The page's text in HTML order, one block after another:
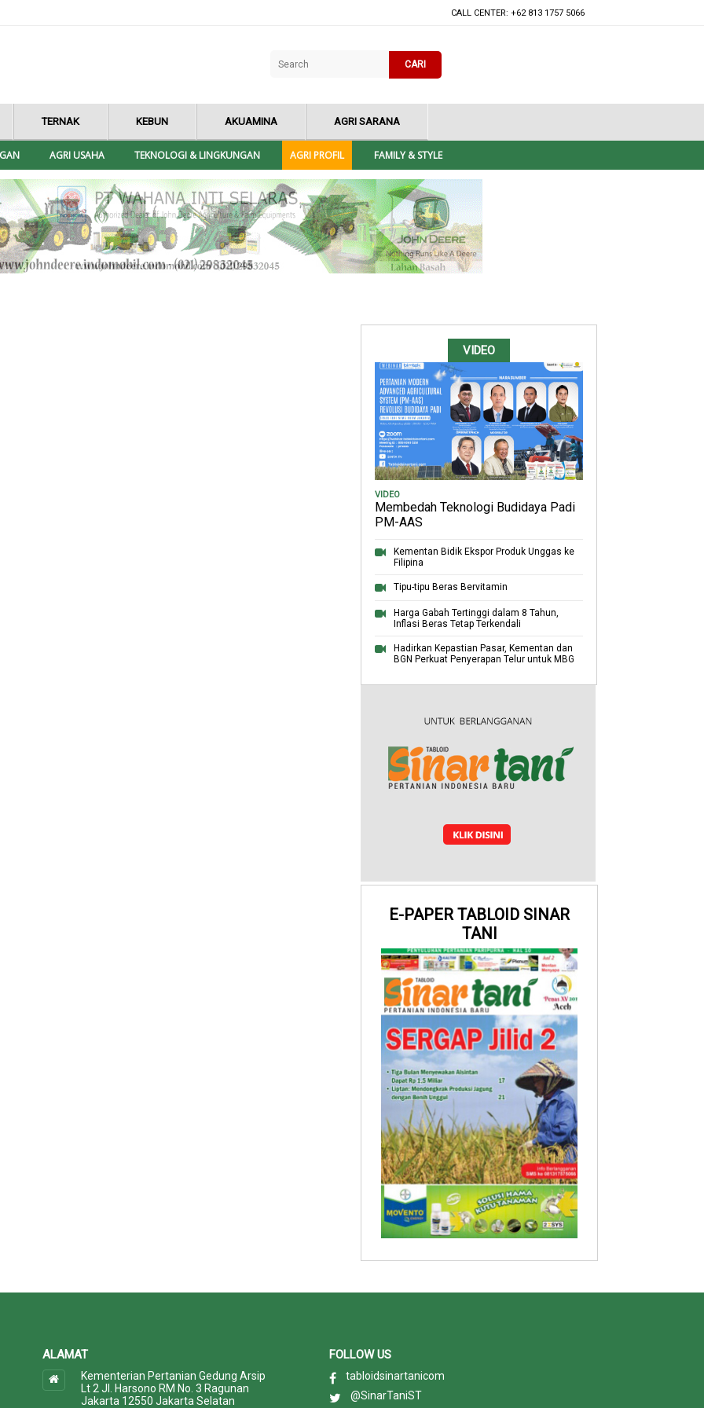
CALL CENTER: +62 813 1757 5066
CARI
TERNAK KEBUN AKUAMINA AGRI SARANA
AGRI USAHA TEKNOLOGI & LINGKUNGAN AGRI PROFIL FAMILY & STYLE
VIDEO
VIDEO
Membedah Teknologi Budidaya Padi
PM-AAS
Kementan Bidik Ekspor Produk Unggas ke
Filipina
Tipu-tipu Beras Bervitamin
Harga Gabah Tertinggi dalam 8 Tahun,
Inflasi Beras Tetap Terkendali
Hadirkan Kepastian Pasar, Kementan dan
BGN Perkuat Penyerapan Telur untuk MBG
E-PAPER TABLOID SINAR
TANI
ALAMAT
Kementerian Pertanian Gedung Arsip
Lt 2 Jl. Harsono RM No. 3 Ragunan
Jakarta 12550 Jakarta Selatan
FOLLOW US
tabloidsinartanicom
@SinarTaniST